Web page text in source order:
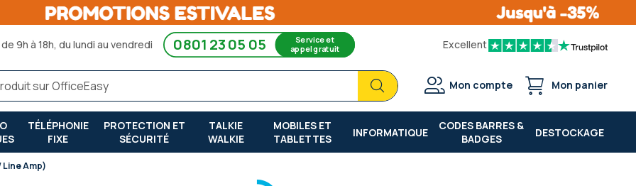
9h à 18h, du lundi au vendredi 0801 23 05 05 Service et
appel gratuit Excellent
Chercher
Chercher
Mon compte Mon panier
TÉLÉPHONIE
FIXE
PROTECTION ET
SÉCURITÉ
TALKIE
WALKIE
MOBILES ET
TABLETTES
INFORMATIQUE
CODES BARRES &
BADGES
DESTOCKAGE
Line Amp)